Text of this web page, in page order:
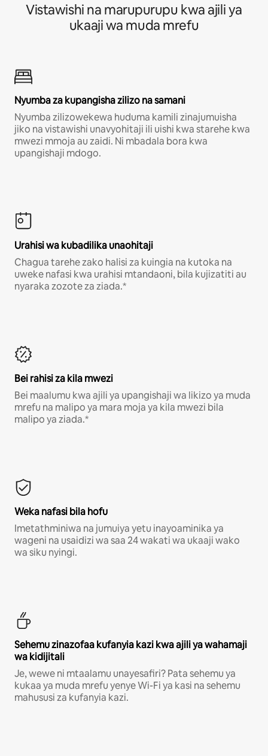
Vistawishi na marupurupu kwa ajili ya
ukaaji wa muda mrefu
Nyumba za kupangisha zilizo na samani
Nyumba zilizowekewa huduma kamili zinajumuisha
jiko na vistawishi unavyohitaji ili uishi kwa starehe kwa
mwezi mmoja au zaidi. Ni mbadala bora kwa
upangishaji mdogo.
Urahisi wa kubadilika unaohitaji
Chagua tarehe zako halisi za kuingia na kutoka na
uweke nafasi kwa urahisi mtandaoni, bila kujizatiti au
nyaraka zozote za ziada.*
Bei rahisi za kila mwezi
Bei maalumu kwa ajili ya upangishaji wa likizo ya muda
mrefu na malipo ya mara moja ya kila mwezi bila
malipo ya ziada.*
Weka nafasi bila hofu
Imetathminiwa na jumuiya yetu inayoaminika ya
wageni na usaidizi wa saa 24 wakati wa ukaaji wako
wa siku nyingi.
Sehemu zinazofaa kufanyia kazi kwa ajili ya wahamaji
wa kidijitali
Je, wewe ni mtaalamu unayesafiri? Pata sehemu ya
kukaa ya muda mrefu yenye Wi-Fi ya kasi na sehemu
mahususi za kufanyia kazi.